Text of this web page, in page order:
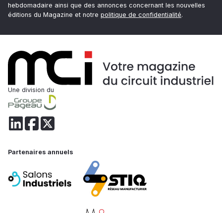
hebdomadaire ainsi que des annonces concernant les nouvelles
éditions du Magazine et notre politique de confidentialité.
Une division du
Partenaires annuels